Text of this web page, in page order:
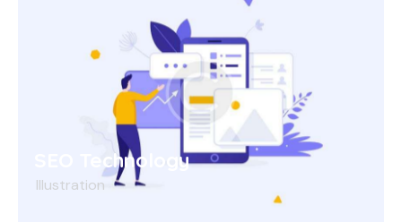
SEO Technology
Illustration